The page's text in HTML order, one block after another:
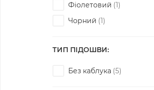
Фіолетовий
Чорний
ТИП ПІДОШВИ:
Без каблука